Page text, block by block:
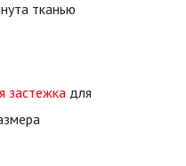
тканью
застежка для